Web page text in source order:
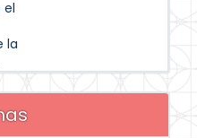
el
la